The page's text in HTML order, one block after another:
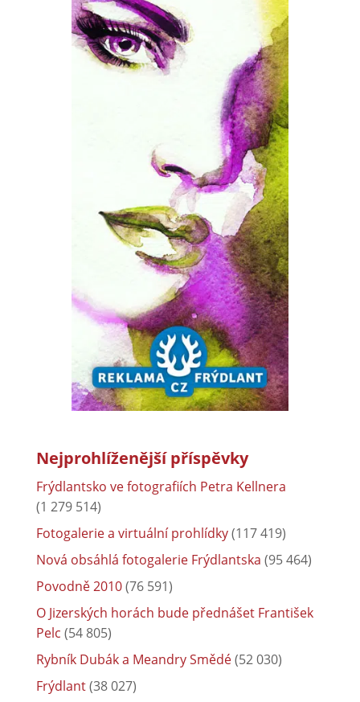
Nejprohlíženější příspěvky
Frýdlantsko ve fotografiích Petra Kellnera
(1 279 514)
Fotogalerie a virtuální prohlídky(117 419)
Nová obsáhlá fotogalerie Frýdlantska (95 464)
Povodně 2010(76 591)
O Jizerských horách bude přednášet František
Pelc (54 805)
Rybník Dubák a Meandry Smědé(52 030)
Frýdlant(38 027)